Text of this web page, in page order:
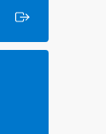
Extern länk